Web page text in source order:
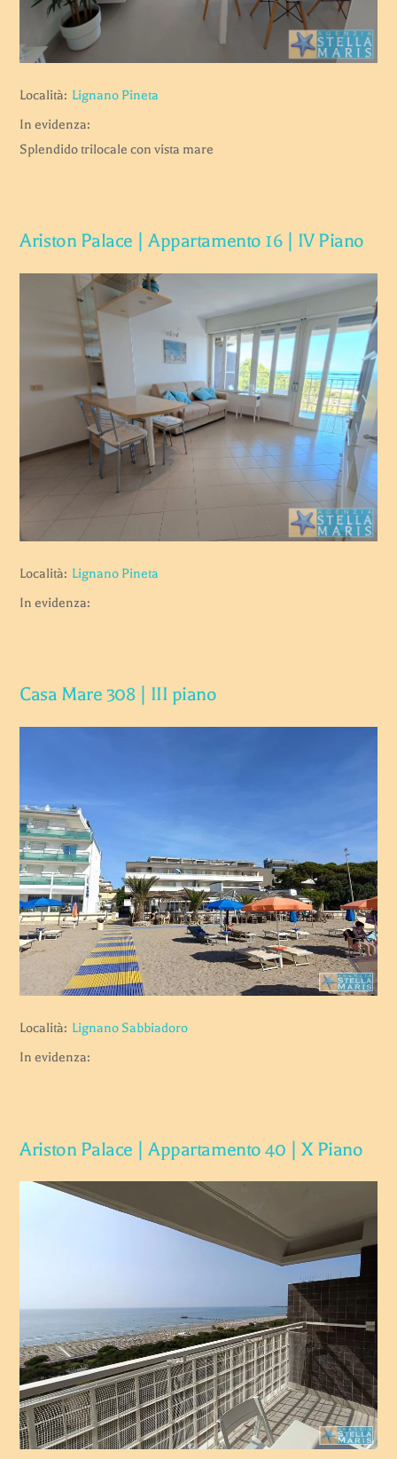
Località: Lignano Pineta
In evidenza:
Splendido trilocale con vista mare
Ariston Palace | Appartamento 16 | IV Piano
Località: Lignano Pineta
In evidenza:
Casa Mare 308 | III piano
Località: Lignano Sabbiadoro
In evidenza:
Ariston Palace | Appartamento 40 | X Piano